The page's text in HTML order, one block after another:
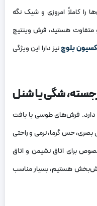
را کاملاً امروزی و شیک نگه
متفاوت هستید، فرش وینتیج
بلوچنیز دارا این ویژگی
شگی یا شنل
دارد. فرش‌های طوسی با بافت
بصری، حس گرما، نرمی و راحتی
برای اتاق نشیمن و اتاق
هستیم، بسیار مناسب